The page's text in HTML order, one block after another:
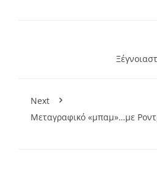
Next
Μεταγραφικό «μπαμ»…με